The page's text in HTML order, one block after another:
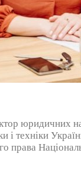
юридичних
і техніки
права